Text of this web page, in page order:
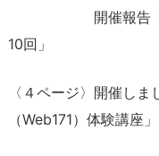
開催報告「第５
10回」
〈４ページ〉開催し
（Web171）体験講座」
「ハイブリ